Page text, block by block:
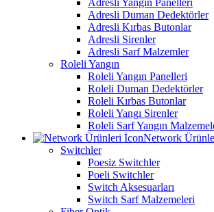
Adresli Yangın Panelleri
Adresli Duman Dedektörler
Adresli Kırbas Butonlar
Adresli Sirenler
Adresli Sarf Malzemler
Roleli Yangın
Roleli Yangın Panelleri
Roleli Duman Dedektörler
Roleli Kırbas Butonlar
Roleli Yangı Sirenler
Roleli Sarf Yangın
Network
Switchler
Poesiz Switchler
Poeli Switchler
Switch Aksesuarları
Switch Sarf Malzemeleri